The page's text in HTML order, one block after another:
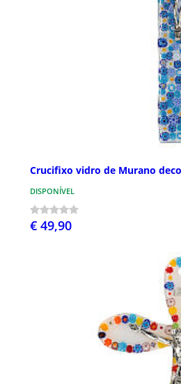
Crucifixo vidro de Murano
DISPONÍVEL
€ 49,90